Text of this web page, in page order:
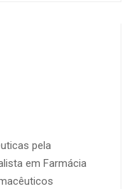
pela
em Farmácia